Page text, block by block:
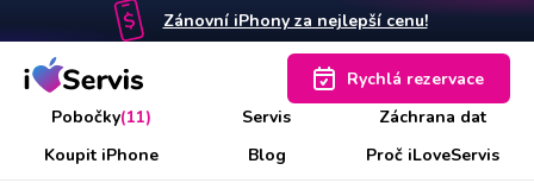
Zánovní iPhony za nejlepší cenu!
Pobočky(11) Servis
Záchrana dat
Koupit iPhone
Blog Proč iLoveServis
Rychlá rezervace